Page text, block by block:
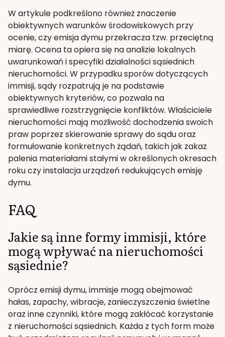
W artykule podkreślono również znaczenie
obiektywnych warunków środowiskowych przy
ocenie, czy emisja dymu przekracza tzw. przeciętną
miarę. Ocena ta opiera się na analizie lokalnych
uwarunkowań i specyfiki działalności sąsiednich
nieruchomości. W przypadku sporów dotyczących
immisji, sądy rozpatrują je na podstawie
obiektywnych kryteriów, co pozwala na
sprawiedliwe rozstrzygnięcie konfliktów. Właściciele
nieruchomości mają możliwość dochodzenia swoich
praw poprzez skierowanie sprawy do sądu oraz
formułowanie konkretnych żądań, takich jak zakaz
palenia materiałami stałymi w określonych okresach
roku czy instalacja urządzeń redukujących emisję
dymu.
FAQ
Jakie są inne formy immisji, które
mogą wpływać na nieruchomości
sąsiednie?
Oprócz emisji dymu, immisje mogą obejmować
hałas, zapachy, wibracje, zanieczyszczenia świetlne
oraz inne czynniki, które mogą zakłócać korzystanie
z nieruchomości sąsiednich. Każda z tych form może